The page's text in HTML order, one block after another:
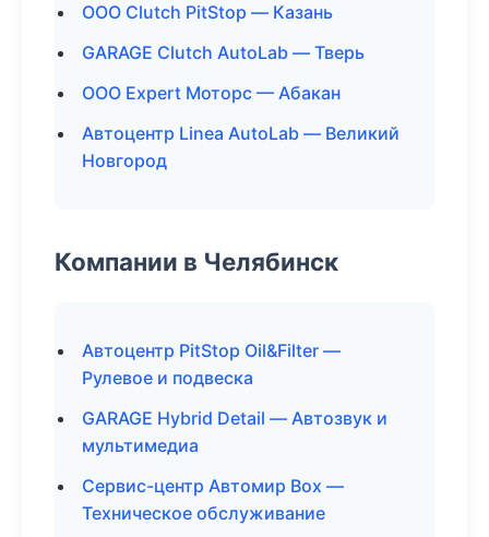
ООО Clutch PitStop — Казань
GARAGE Clutch AutoLab — Тверь
ООО Expert Моторс — Абакан
Автоцентр Linea AutoLab — Великий
Новгород
Компании в Челябинск
Автоцентр PitStop Oil&Filter —
Рулевое и подвеска
GARAGE Hybrid Detail — Автозвук и
мультимедиа
Сервис-центр Автомир Box —
Техническое обслуживание